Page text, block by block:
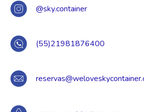
@sky.container
(55)21981876400